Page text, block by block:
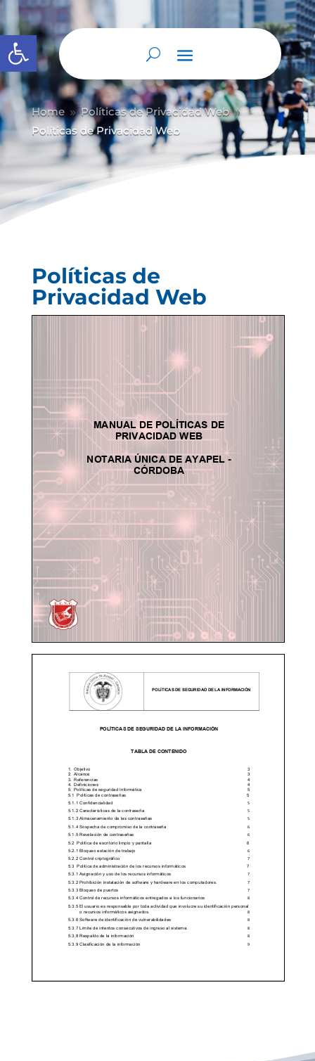
Abrir barra de herramientas
Home 9 Políticas de Privacidad Web 9
Políticas de Privacidad Web
Políticas de
Privacidad Web